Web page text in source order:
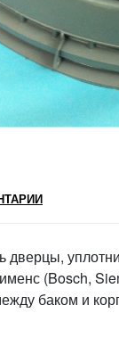
дверцы,
(Bosch,
баком и